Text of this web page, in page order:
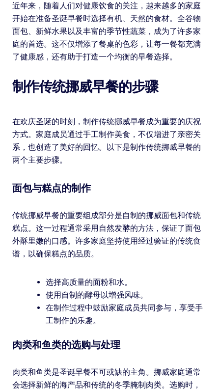
近年来，随着人们对健康饮食的关注，越来越多的家庭
开始在准备圣诞早餐时选择有机、天然的食材。全谷物
面包、新鲜水果以及丰富的季节性蔬菜，成为了许多家
庭的首选。这不仅增添了餐桌的色彩，让每一餐都充满
了健康感，还有助于打造一个均衡的早餐选择。
制作传统挪威早餐的步骤
在欢庆圣诞的时刻，制作传统挪威早餐成为重要的庆祝
方式。家庭成员通过手工制作美食，不仅增进了亲密关
系，也创造了美好的回忆。以下是制作传统挪威早餐的
两个主要步骤。
面包与糕点的制作
传统挪威早餐的重要组成部分是自制的挪威面包和传统
糕点。这一过程通常采用自然发酵的方法，保证了面包
外酥里嫩的口感。许多家庭坚持使用经过验证的传统食
谱，以确保糕点的品质。
选择高质量的面粉和水。
使用自制的酵母以增强风味。
在制作过程中鼓励家庭成员共同参与，享受手
工制作的乐趣。
肉类和鱼类的选购与处理
肉类和鱼类是圣诞早餐不可或缺的主角。挪威家庭通常
会选择新鲜的海产品和传统的冬季腌制肉类。选购时，